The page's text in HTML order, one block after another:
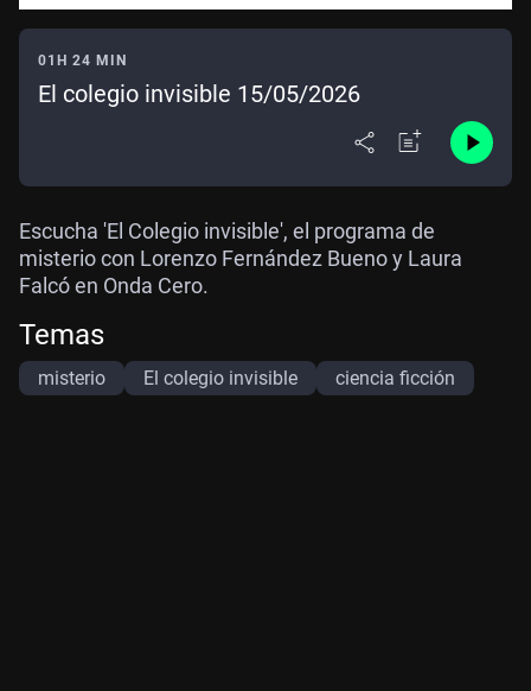
01H 24 MIN
El colegio invisible 15/05/2026
Escucha 'El Colegio invisible', el programa de
misterio con Lorenzo Fernández Bueno y Laura
Falcó en Onda Cero.
Temas
misterio El colegio invisible ciencia ficción